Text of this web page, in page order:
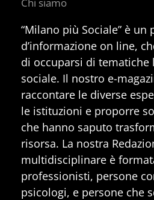
“Milano più Sociale” è un
d’informazione on line,
di occuparsi di tematiche
sociale. Il nostro e-
raccontare le diverse
le istituzioni e proporre
che hanno saputo
risorsa. La nostra
multidisciplinare è
professionisti, persone
psicologi, e persone che